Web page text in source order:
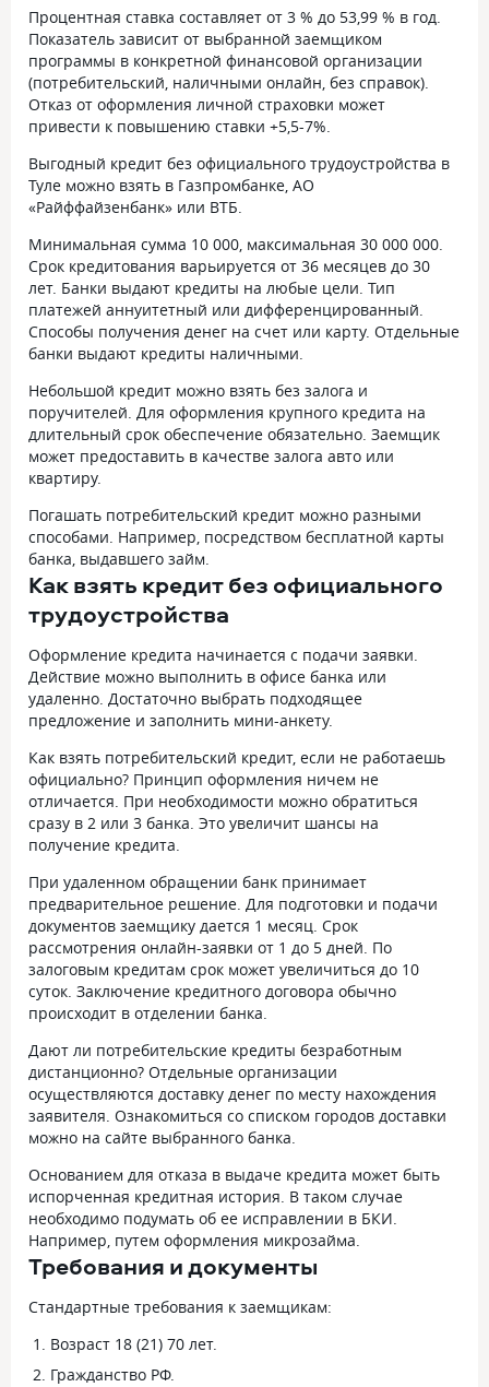
Процентная ставка составляет от 3 % до 53,99 % в год.
Показатель зависит от выбранной заемщиком
программы в конкретной финансовой организации
(потребительский, наличными онлайн, без справок).
Отказ от оформления личной страховки может
привести к повышению ставки +5,5-7%.
Выгодный кредит без официального трудоустройства в
Туле можно взять в Газпромбанке, АО
«Райффайзенбанк» или ВТБ.
Минимальная сумма 10 000, максимальная 30 000 000.
Срок кредитования варьируется от 36 месяцев до 30
лет. Банки выдают кредиты на любые цели. Тип
платежей аннуитетный или дифференцированный.
Способы получения денег на счет или карту. Отдельные
банки выдают кредиты наличными.
Небольшой кредит можно взять без залога и
поручителей. Для оформления крупного кредита на
длительный срок обеспечение обязательно. Заемщик
может предоставить в качестве залога авто или
квартиру.
Погашать потребительский кредит можно разными
способами. Например, посредством бесплатной карты
банка, выдавшего займ.
Как взять кредит без официального
трудоустройства
Оформление кредита начинается с подачи заявки.
Действие можно выполнить в офисе банка или
удаленно. Достаточно выбрать подходящее
предложение и заполнить мини-анкету.
Как взять потребительский кредит, если не работаешь
официально? Принцип оформления ничем не
отличается. При необходимости можно обратиться
сразу в 2 или 3 банка. Это увеличит шансы на
получение кредита.
При удаленном обращении банк принимает
предварительное решение. Для подготовки и подачи
документов заемщику дается 1 месяц. Срок
рассмотрения онлайн-заявки от 1 до 5 дней. По
залоговым кредитам срок может увеличиться до 10
суток. Заключение кредитного договора обычно
происходит в отделении банка.
Дают ли потребительские кредиты безработным
дистанционно? Отдельные организации
осуществляются доставку денег по месту нахождения
заявителя. Ознакомиться со списком городов доставки
можно на сайте выбранного банка.
Основанием для отказа в выдаче кредита может быть
испорченная кредитная история. В таком случае
необходимо подумать об ее исправлении в БКИ.
Например, путем оформления микрозайма.
Требования и документы
Стандартные требования к заемщикам:
Возраст 18 (21) 70 лет.
Гражданство РФ.